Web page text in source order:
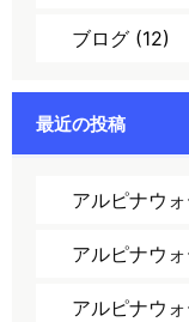
ブログ (12)
最近の投稿
アルピナウ
アルピナウ
アルピナウ